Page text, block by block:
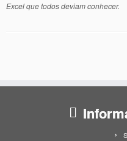
Excel que todos deviam conhecer.